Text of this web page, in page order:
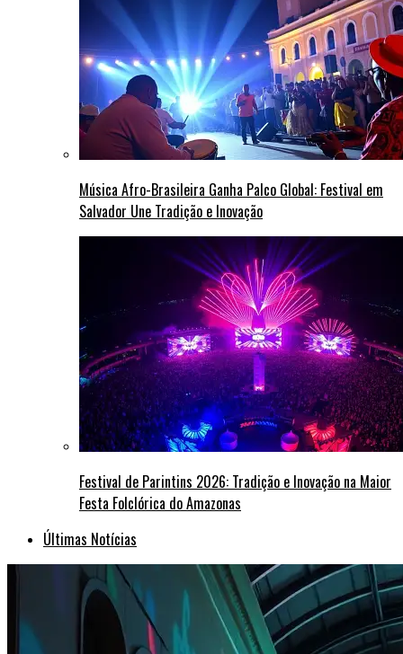
Música Afro-Brasileira Ganha Palco Global: Festival em
Salvador Une Tradição e Inovação
Festival de Parintins 2026: Tradição e Inovação na Maior
Festa Folclórica do Amazonas
Últimas Notícias